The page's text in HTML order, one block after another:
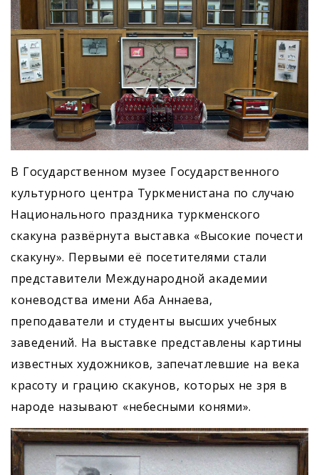
В Государственном музее Государственного
культурного центра Туркменистана по случаю
Национального праздника туркменского
скакуна развёрнута выставка «Bысокие почести
скакуну». Первыми её посетителями стали
представители Международной академии
коневодства имени Аба Аннаева,
преподаватели и студенты высших учебных
заведений. На выставке представлены картины
известных художников, запечатлевшие на века
красоту и грацию скакунов, которых не зря в
народе называют «небесными конями».